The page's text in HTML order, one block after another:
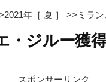
2021年［ 夏 ］ >> ミラ
・ジルー獲
スポンサーリンク